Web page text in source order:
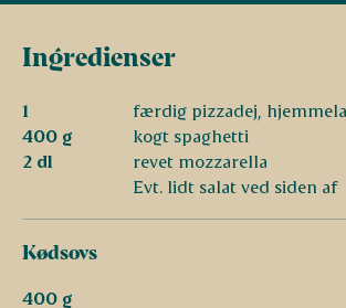
Ingredienser
1
færdig pizzadej,
400 g
kogt spaghetti
2 dl
revet mozzarella
Evt. lidt salat ved siden af
Kødsovs
400 g